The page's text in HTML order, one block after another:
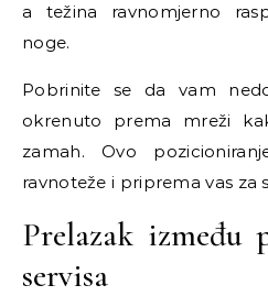
a težina ravnomjerno
noge.
Pobrinite se da vam
okrenuto prema mreži
zamah. Ovo
ravnoteže i priprema vas za
Prelazak između
servisa